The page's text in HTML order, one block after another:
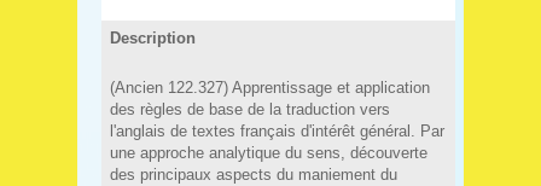
Description
(Ancien 122.327) Apprentissage et application
des règles de base de la traduction vers
l'anglais de textes français d'intérêt général. Par
une approche analytique du sens, découverte
des principaux aspects du maniement du